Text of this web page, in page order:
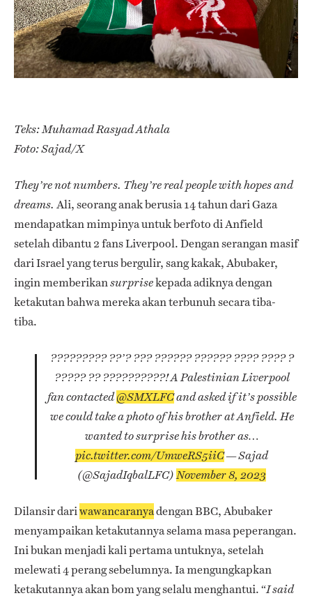
Teks: Muhamad Rasyad Athala
Foto: Sajad/X
They’re not numbers. They’re real people with hopes and
dreams. Ali, seorang anak berusia 14 tahun dari Gaza
mendapatkan mimpinya untuk berfoto di Anfield
setelah dibantu 2 fans Liverpool. Dengan serangan masif
dari Israel yang terus bergulir, sang kakak, Abubaker,
ingin memberikansurprisekepada adiknya dengan
ketakutan bahwa mereka akan terbunuh secara tiba-
tiba.
????????? ??’? ??? ?????? ?????? ???? ???? ?
????? ?? ??????????!A Palestinian Liverpool
fan contacted@SMXLFCand asked if it’s possible
we could take a photo of his brother at Anfield. He
wanted to surprise his brother as…
pic.twitter.com/UmweRS5iiC— Sajad
(@SajadIqbalLFC)November 8, 2023
Dilansir dariwawancaranyadengan BBC, Abubaker
menyampaikan ketakutannya selama masa peperangan.
Ini bukan menjadi kali pertama untuknya, setelah
melewati 4 perang sebelumnya. Ia mengungkapkan
ketakutannya akan bom yang selalu menghantui. “I said